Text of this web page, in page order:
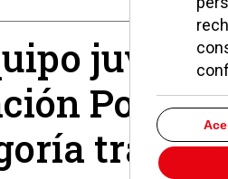
juvenil
tras